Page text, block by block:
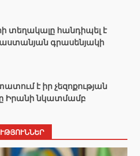
տեղակալը հանդիպել է
գրասենյակի
է իր չեզոքության
Իրանի նկատմամբ